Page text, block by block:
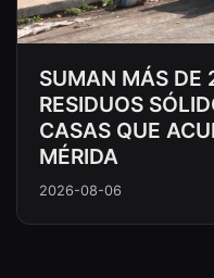
SUMAN MÁS DE
RESIDUOS
CASAS QUE
MÉRIDA
2026-08-06